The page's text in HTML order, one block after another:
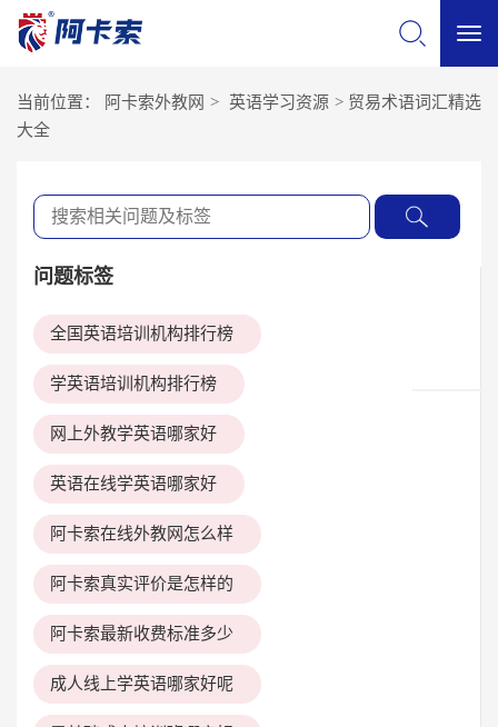
当前位置： 阿卡索外教网 > 英语学习资源 > 贸易术语词汇精选
大全
问题标签
全国英语培训机构排行榜
学英语培训机构排行榜
网上外教学英语哪家好
英语在线学英语哪家好
阿卡索在线外教网怎么样
阿卡索真实评价是怎样的
阿卡索最新收费标准多少
成人线上学英语哪家好呢